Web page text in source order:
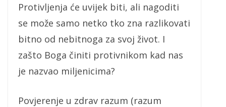
Protivljenja će uvijek biti, ali nagoditi
se može samo netko tko zna razlikovati
bitno od nebitnoga za svoj život. I
zašto Boga činiti protivnikom kad nas
je nazvao miljenicima?
Povjerenje u zdrav razum (razum